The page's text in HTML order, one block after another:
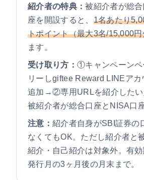
紹介者の特典：被紹介者が総
座を開設すると、 1名あたり
トポイント（最大3名/15,000円
ます。
受け取り方： ①キャンペーンペ
リーしgiftee Reward LINEアカ
追加→②専用URLを紹介した
被紹介者が総合口座とNISA口
注意： 紹介者自身がSBI証券の
なくてもOK。ただし紹介者と
紹介・自己紹介は対象外。有効
発行月の3ヶ月後の月末まで。